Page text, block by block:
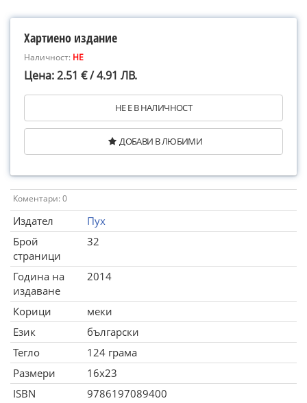
Хартиено издание
Наличност: НЕ
Цена: 2.51 € / 4.91 ЛВ.
НЕ Е В НАЛИЧНОСТ
ДОБАВИ В ЛЮБИМИ
Коментари: 0
Издател
Пух
Брой
страници
32
Година на
издаване
2014
Корици
меки
Език
български
Тегло
124 грама
Размери
16x23
ISBN
9786197089400